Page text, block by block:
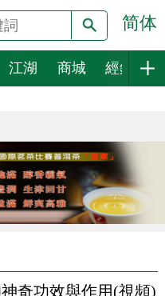
简体
江湖 商城 經銷
奇功效與作用(視頻)